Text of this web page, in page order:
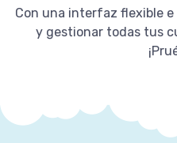
Con una interfaz flexible
y gestionar todas tus